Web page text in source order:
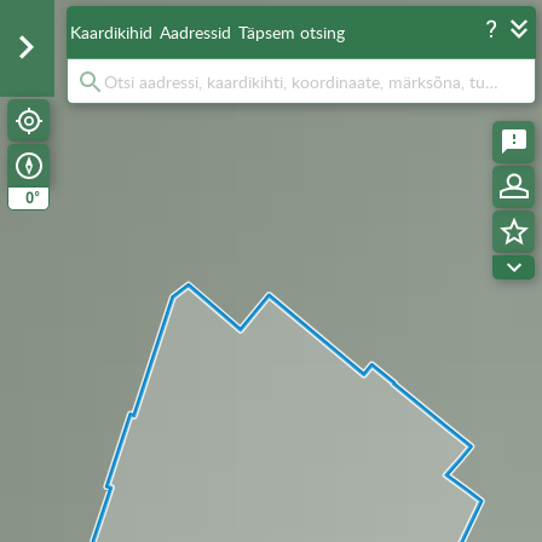
0°
Kaardikihid Aadressid Täpsem otsing